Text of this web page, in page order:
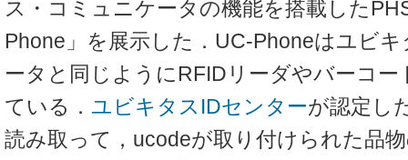
ス・コミュニケータの機能を搭載した
Phone」を展示した．UC-Phoneはユビ
ータと同じようにRFIDリーダやバーコー
ている． ユビキタスIDセンターが認定し
読み取って，ucodeが取り付けられた品